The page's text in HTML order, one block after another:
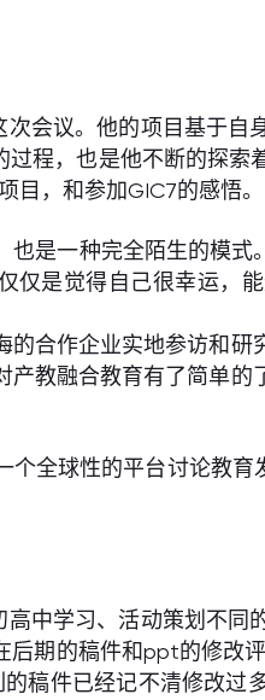
会议。他的项目基于
程，也是他不断的探索
目，和参加GIC7的感悟。
是一种完全陌生的模
仅是觉得自己很幸运
合作企业实地参访和
教融合教育有了简单
全球性的平台讨论教
中学习、活动策划不同
期的稿件和ppt的修改
稿件已经记不清修改